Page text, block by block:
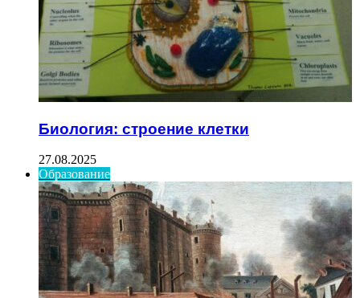
Биология: строение клетки
27.08.2025
Образование